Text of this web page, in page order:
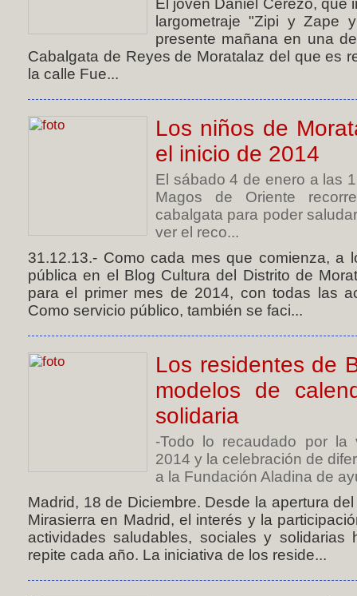
El joven Daniel Cerezo, que
largometraje "Zipi y Zape
presente mañana en una
Cabalgata de Reyes de Moratalaz del que es
la calle Fue...
Los niños de
el inicio de 2014
El sábado 4 de enero a las
Magos de Oriente
cabalgata para poder
ver el reco...
31.12.13.- Como cada mes que comienza, a
pública en el Blog Cultura del Distrito de
para el primer mes de 2014, con todas las
Como servicio público, también se faci...
Los residentes de
modelos de
solidaria
-Todo lo recaudado por la
2014 y la celebración de
a la Fundación Aladina de
Madrid, 18 de Diciembre. Desde la apertura
Mirasierra en Madrid, el interés y la
actividades saludables, sociales y
repite cada año. La iniciativa de los reside...